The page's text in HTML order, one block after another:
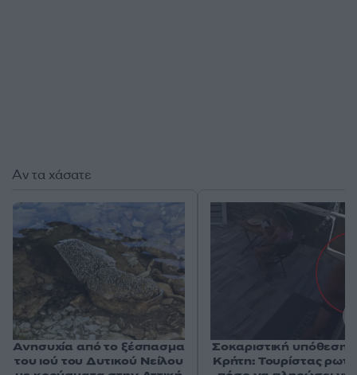
Αν τα χάσατε
Ανησυχία από το ξέσπασμα
του ιού του Δυτικού Νείλου
Σοκαριστική υπόθεση
Κρήτη: Τουρίστας